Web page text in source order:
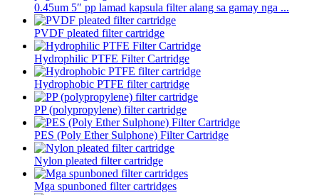
0.45um 5″ pp lamad kapsula filter alang sa gamay nga ...
PVDF pleated filter cartridge
Hydrophilic PTFE Filter Cartridge
Hydrophobic PTFE filter cartridge
PP (polypropylene) filter cartridge
PES (Poly Ether Sulphone) Filter Cartridge
Nylon pleated filter cartridge
Mga spunboned filter cartridges